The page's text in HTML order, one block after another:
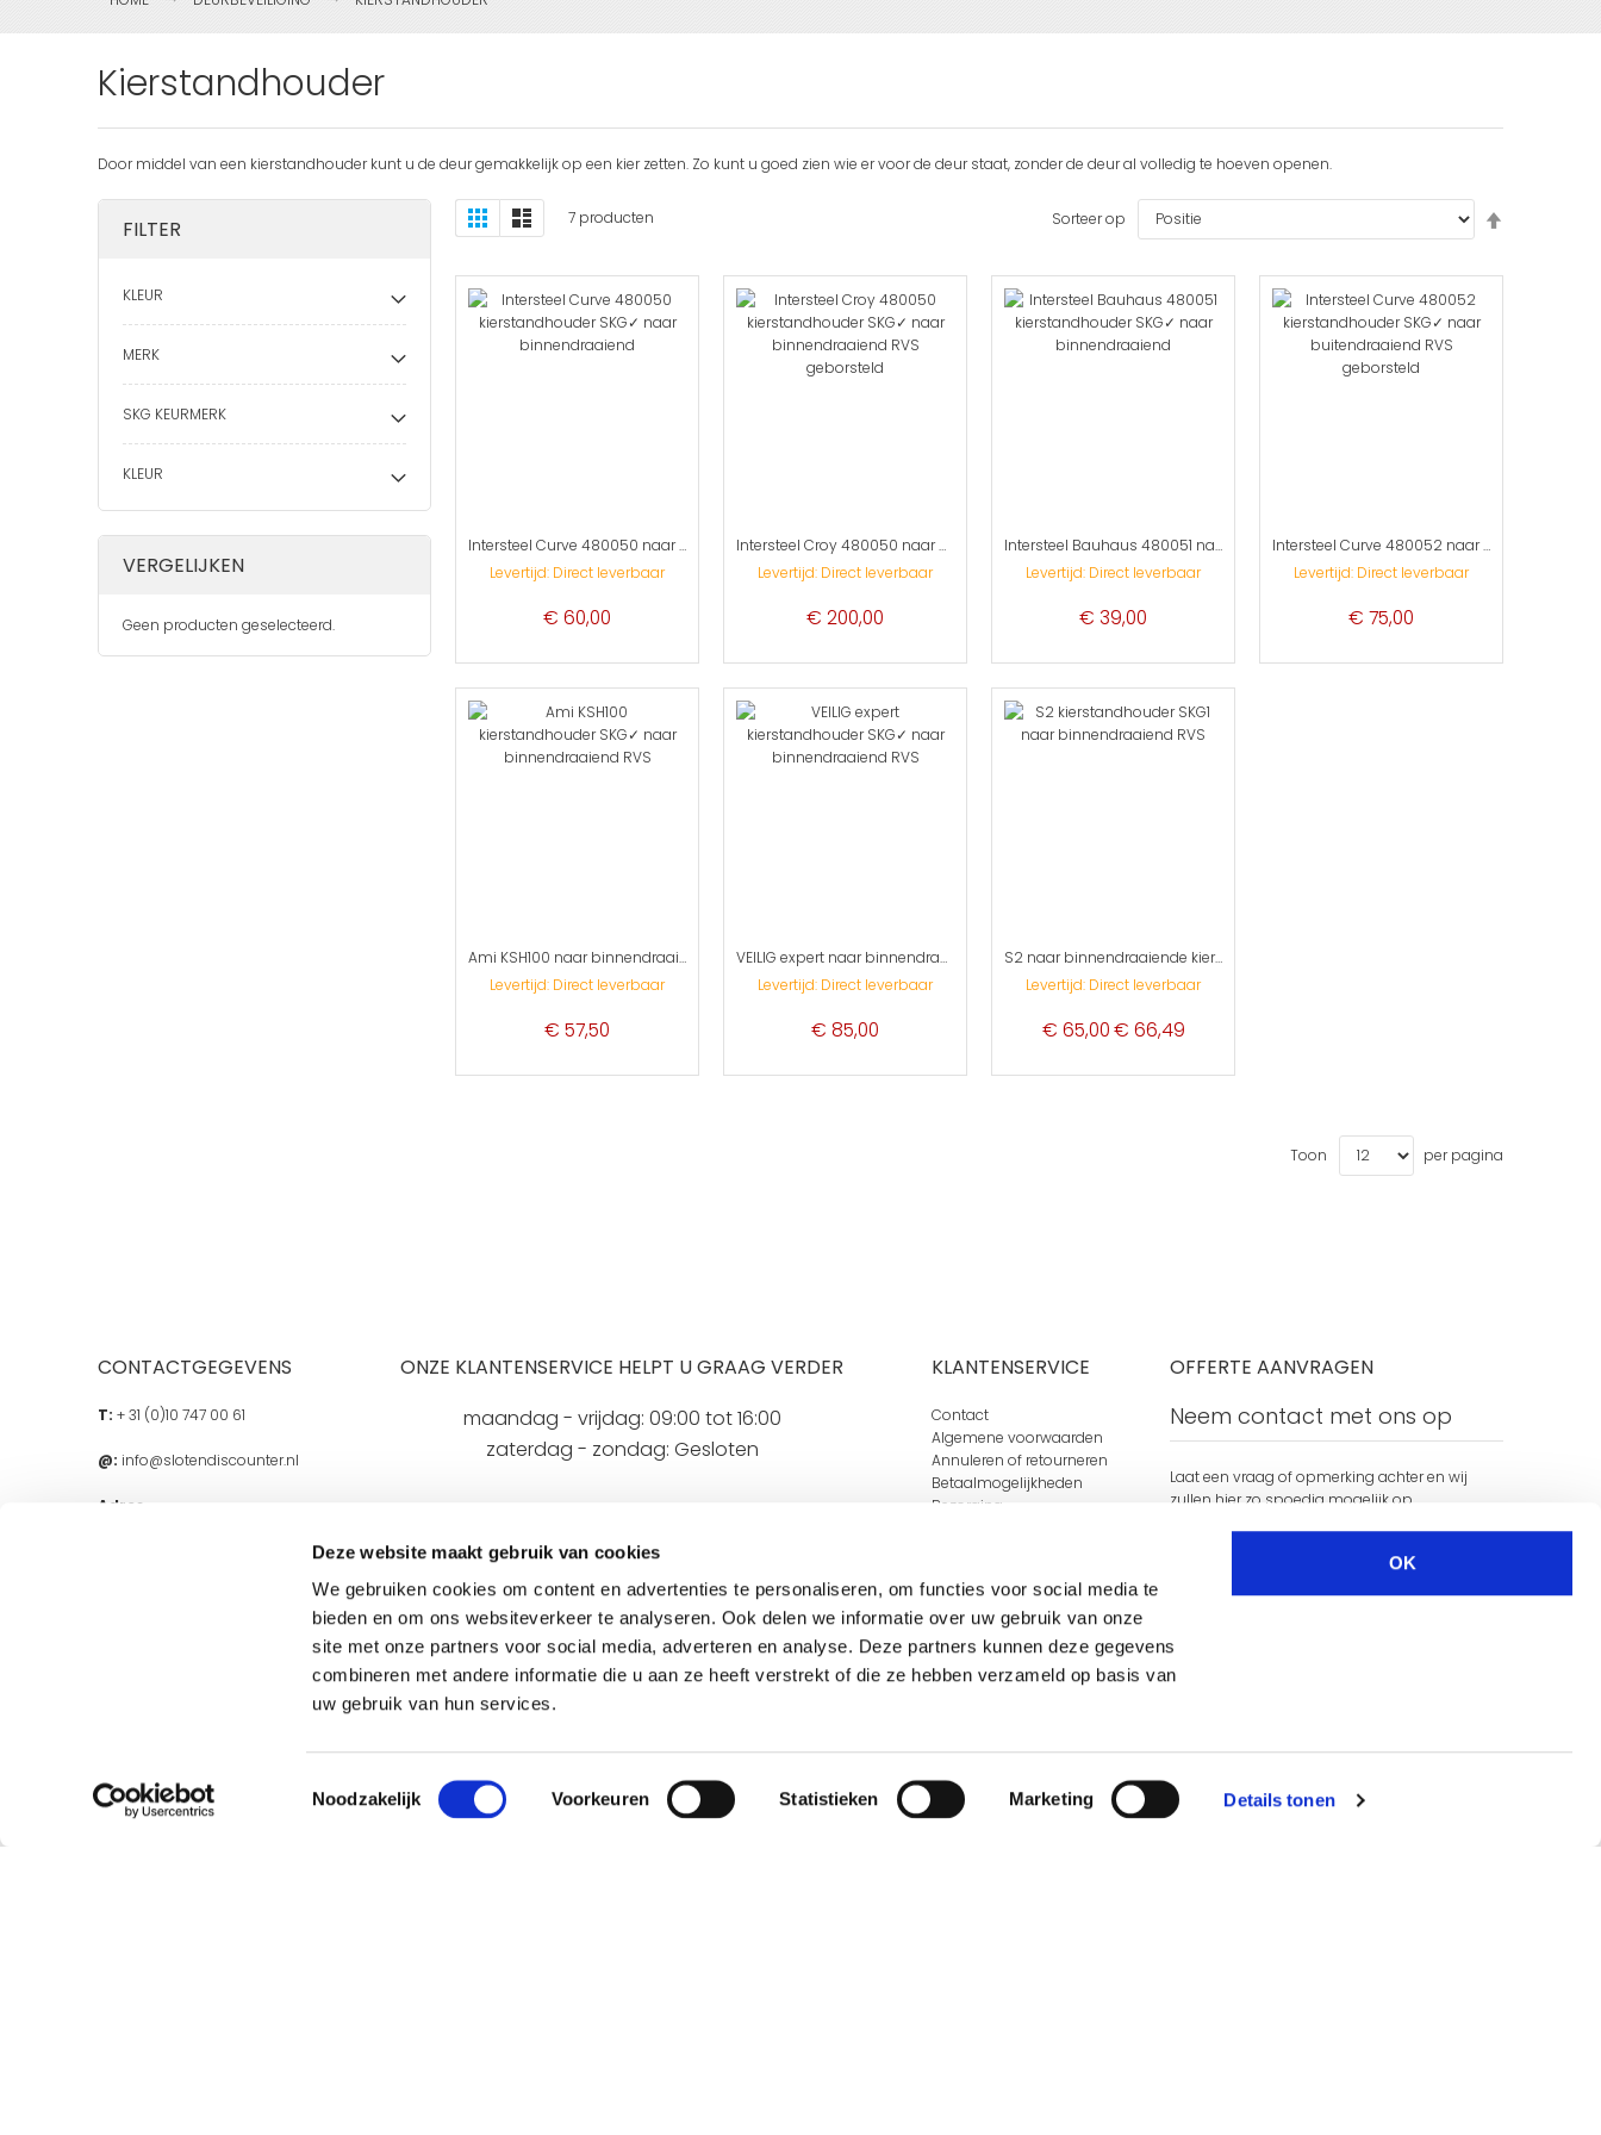
Deze website maakt gebruik van cookies
We gebruiken cookies om content en advertenties te personaliseren, om functies voor social media te
bieden en om ons websiteverkeer te analyseren. Ook delen we informatie over uw gebruik van onze
site met onze partners voor social media, adverteren en analyse. Deze partners kunnen deze gegevens
combineren met andere informatie die u aan ze heeft verstrekt of die ze hebben verzameld op basis van
uw gebruik van hun services.
Toestemmingsselectie
Noodzakelijk Voorkeuren Statistieken Marketing Details tonen
OK
Kierstandhouder
Door middel van een kierstandhouder kunt u de deur gemakkelijk op een kier zetten. Zo kunt u goed zien wie er voor de deur staat, zonder de deur al volledig te hoeven openen.
FILTER
KLEUR
MERK
SKG KEURMERK
KLEUR
VERGELIJKEN
Geen producten geselecteerd.
Tonen
als
Foto-
tabel
Lijst 7 producten Sorteer op
Intersteel Curve 480050 naar binnendraaiende kierstandhouder SKG✓
Levertijd: Direct leverbaar
€ 60,00
Intersteel Croy 480050 naar binnendraaiende kierstandhouder SKG✓
Levertijd: Direct leverbaar
€ 200,00
Intersteel Bauhaus 480051 naar binnendraaiende kierstandhouder SKG✓
Levertijd: Direct leverbaar
€ 39,00
Intersteel Curve 480052 naar buitendraaiende kierstandhouder SKG✓
Levertijd: Direct leverbaar
€ 75,00
Ami KSH100 naar binnendraaiende kierstandhouder SKG✓
Levertijd: Direct leverbaar
€ 57,50
VEILIG expert naar binnendraaiende kierstandhouder SKG✓
Levertijd: Direct leverbaar
€ 85,00
S2 naar binnendraaiende kierstandhouder SKG*
Levertijd: Direct leverbaar
Special
€ 65,00€ 66,49
Toon per pagina
CONTACTGEGEVENS
T: + 31 (0)10 747 00 61
@: info@slotendiscounter.nl
Adres
ONZE KLANTENSERVICE HELPT U GRAAG VERDER
maandag - vrijdag: 09:00 tot 16:00
zaterdag - zondag: Gesloten
KLANTENSERVICE
Contact
Algemene voorwaarden
Annuleren of retourneren
Betaalmogelijkheden
Bezorging
OFFERTE AANVRAGEN
Neem contact met ons op
Laat een vraag of opmerking achter en wij
zullen hier zo spoedig mogelijk op
E-mailadres